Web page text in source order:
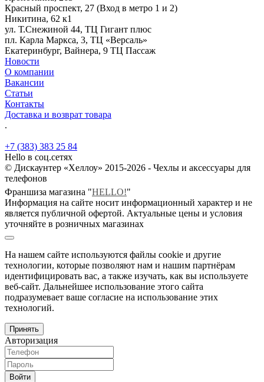
Красный проспект, 27 (Вход в метро 1 и 2)
Никитина, 62 к1
ул. Т.Снежиной 44, ТЦ Гигант плюс
пл. Карла Маркса, 3, ТЦ «Версаль»
Екатеринбург, Вайнера, 9 ТЦ Пассаж
Новости
О компании
Вакансии
Статьи
Контакты
Доставка и возврат товара
.
+7 (383) 383 25 84
Hello в соц.сетях
© Дискаунтер «Хеллоу» 2015-2026 - Чехлы и аксессуары для
телефонов
Франшиза магазина "HELLO!"
Информация на сайте носит информационный характер и не
является публичной офертой. Актуальные цены и условия
уточняйте в розничных магазинах
На нашем сайте используются файлы cookie и другие
технологии, которые позволяют нам и нашим партнёрам
идентифицировать вас, а также изучать, как вы используете
веб-сайт. Дальнейшее использование этого сайта
подразумевает ваше согласие на использование этих
технологий.
Принять
Авторизация
Войти